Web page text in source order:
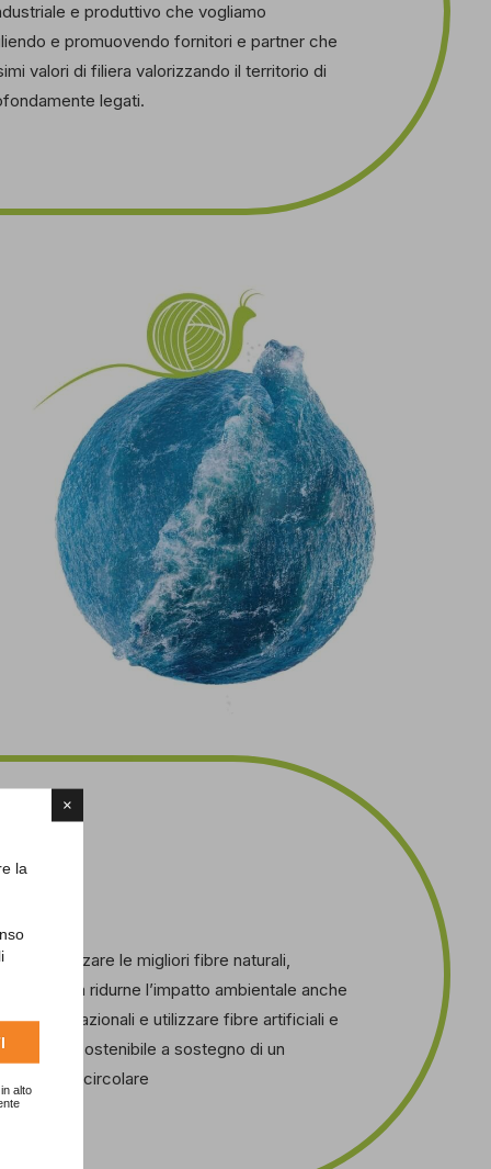
×
la
alto
e produttivo che vogliamo
e promuovendo fornitori e partner che
valori di filiera valorizzando il territorio di
legati.
e utilizzare le migliori fibre naturali,
a ridurne l’impatto ambientale anche
internazionali e utilizzare fibre artificiali e
maniera sostenibile a sostegno di un
circolare